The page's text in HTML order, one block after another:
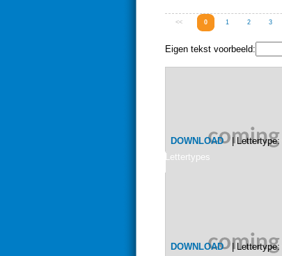
<< 0 1 2 3
Eigen tekst voorbeeld:
DOWNLOAD| Lettertype:
Lettertypes
DOWNLOAD| Lettertype: